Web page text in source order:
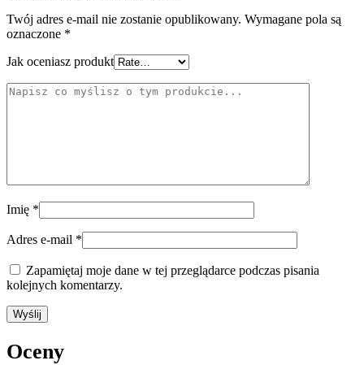
Twój adres e-mail nie zostanie opublikowany. Wymagane pola są
oznaczone *
Jak oceniasz produkt
Imię *
Adres e-mail *
Zapamiętaj moje dane w tej przeglądarce podczas pisania
kolejnych komentarzy.
Oceny